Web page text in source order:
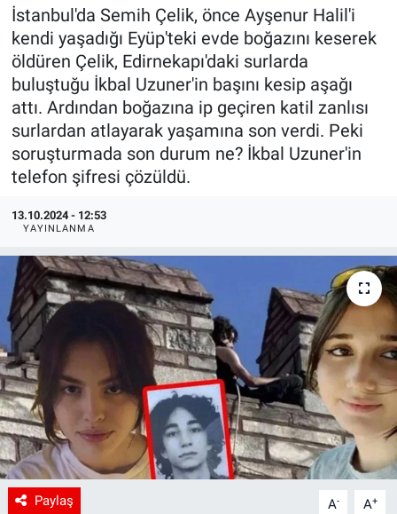
İstanbul'da Semih Çelik, önce Ayşenur Halil'i
kendi yaşadığı Eyüp'teki evde boğazını keserek
öldüren Çelik, Edirnekapı'daki surlarda
buluştuğu İkbal Uzuner'in başını kesip aşağı
attı. Ardından boğazına ip geçiren katil zanlısı
surlardan atlayarak yaşamına son verdi. Peki
soruşturmada son durum ne? İkbal Uzuner'in
telefon şifresi çözüldü.
13.10.2024 - 12:53
YAYINLANMA
Paylaş A- A+